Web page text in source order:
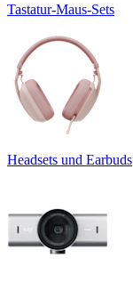
Tastatur-Maus-Sets
Headsets und Earbuds